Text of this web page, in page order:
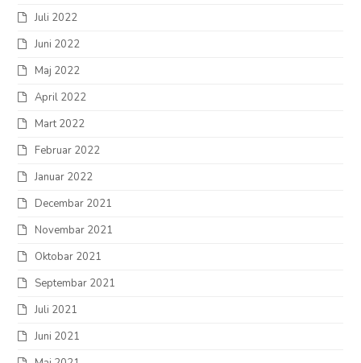
Juli 2022
Juni 2022
Maj 2022
April 2022
Mart 2022
Februar 2022
Januar 2022
Decembar 2021
Novembar 2021
Oktobar 2021
Septembar 2021
Juli 2021
Juni 2021